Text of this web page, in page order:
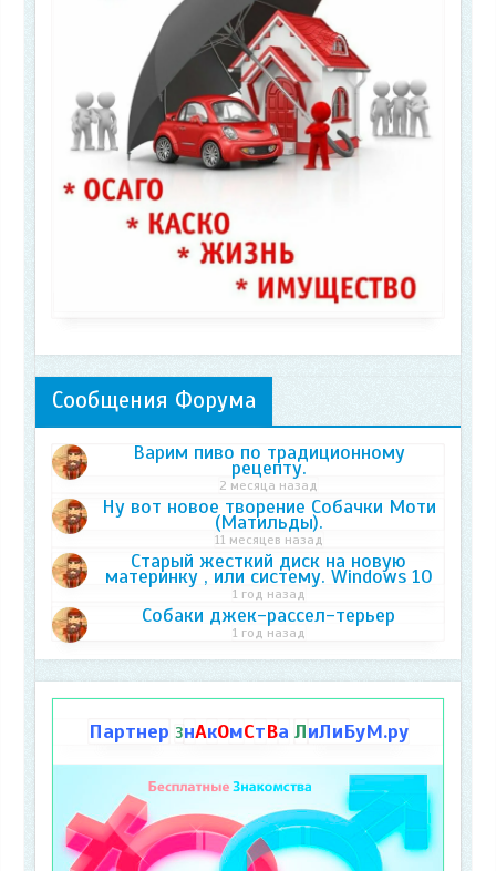
Сообщения Форума
Варим пиво по традиционному
рецепту.
2 месяца назад
Ну вот новое творение Собачки Моти
(Матильды).
11 месяцев назад
Старый жесткий диск на новую
материнку , или систему. Windows 10
1 год назад
Собаки джек-рассел-терьер
1 год назад
Партнер ЗнАкОмСтВа ЛиЛиБуМ.ру